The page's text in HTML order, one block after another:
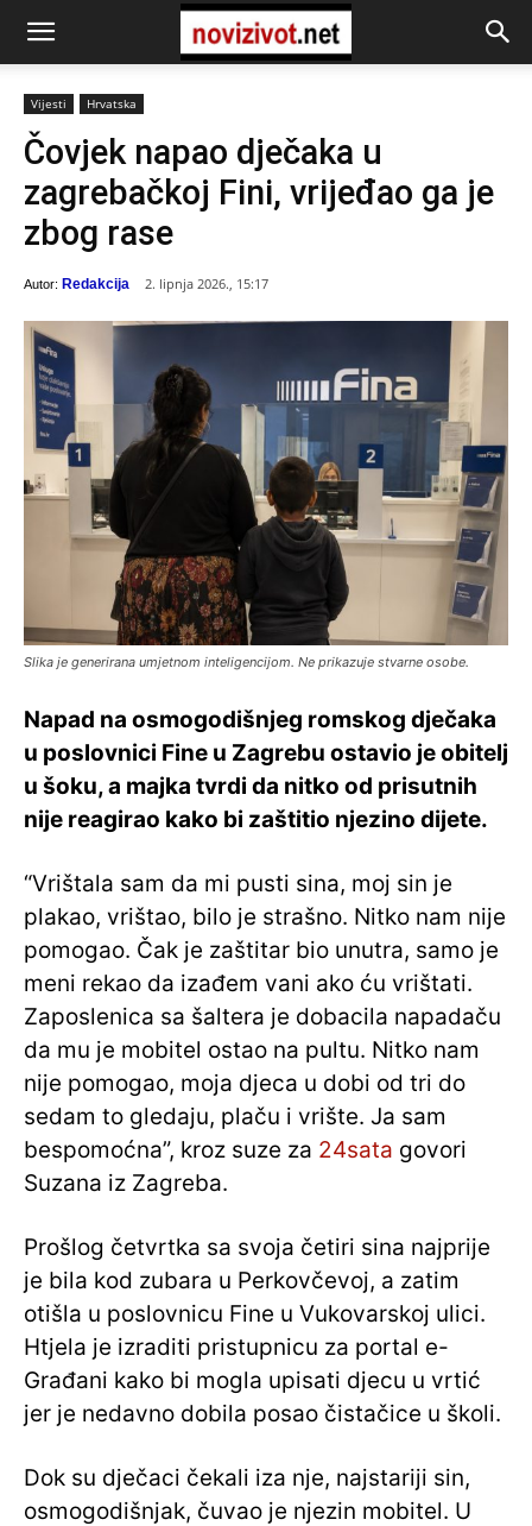
Vijesti Hrvatska
Čovjek napao dječaka u
zagrebačkoj Fini, vrijeđao ga je
zbog rase
Autor: Redakcija 2. lipnja 2026., 15:17
Slika je generirana umjetnom inteligencijom. Ne prikazuje stvarne osobe.
Napad na osmogodišnjeg romskog dječaka
u poslovnici Fine u Zagrebu ostavio je obitelj
u šoku, a majka tvrdi da nitko od prisutnih
nije reagirao kako bi zaštitio njezino dijete.
“Vrištala sam da mi pusti sina, moj sin je
plakao, vrištao, bilo je strašno. Nitko nam nije
pomogao. Čak je zaštitar bio unutra, samo je
meni rekao da izađem vani ako ću vrištati.
Zaposlenica sa šaltera je dobacila napadaču
da mu je mobitel ostao na pultu. Nitko nam
nije pomogao, moja djeca u dobi od tri do
sedam to gledaju, plaču i vrište. Ja sam
bespomoćna”, kroz suze za 24sata govori
Suzana iz Zagreba.
Prošlog četvrtka sa svoja četiri sina najprije
je bila kod zubara u Perkovčevoj, a zatim
otišla u poslovnicu Fine u Vukovarskoj ulici.
Htjela je izraditi pristupnicu za portal e-
Građani kako bi mogla upisati djecu u vrtić
jer je nedavno dobila posao čistačice u školi.
Dok su dječaci čekali iza nje, najstariji sin,
osmogodišnjak, čuvao je njezin mobitel. U